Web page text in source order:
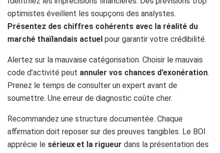
optimistes éveillent les soupçons des analystes.
Présentez des chiffres cohérents avec la réalité du
marché thaïlandais actuel pour garantir votre crédibilité.
Alertez sur la mauvaise catégorisation. Choisir le mauvais
code d’activité peut annuler vos chances d’exonération.
Prenez le temps de consulter un expert avant de
soumettre. Une erreur de diagnostic coûte cher.
Recommandez une structure documentée. Chaque
affirmation doit reposer sur des preuves tangibles. Le BOI
apprécie le sérieux et la rigueur dans la présentation des